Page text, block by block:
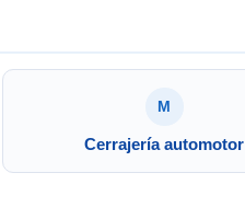
M
Cerrajería automotor